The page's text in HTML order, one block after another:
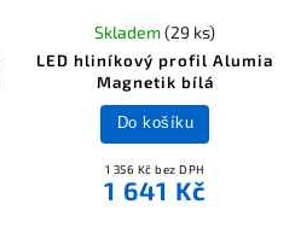
LED hliníkový profil Alumia
Magnetik bílá
Skladem(29 ks)
1 356 Kč bez DPH
1 641 Kč
Do košíku